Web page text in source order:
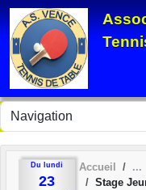
Du lundi
23
Accueil
Stage
Panneau de gestion des